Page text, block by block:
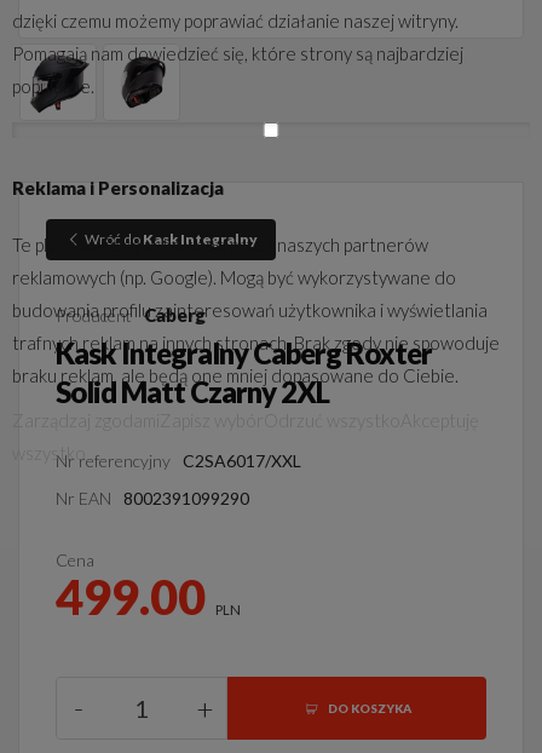
Wróć do Kask Integralny
Producent Caberg
Kask Integralny Caberg Roxter
Solid Matt Czarny 2XL
Nr referencyjny
C2SA6017/XXL
Nr EAN
8002391099290
Cena
499.00 PLN
- + DO KOSZYKA
dzięki czemu możemy poprawiać działanie naszej witryny.
Pomagają nam dowiedzieć się, które strony są najbardziej
popularne.
Reklama i Personalizacja
Te pliki cookie są ustawiane przez naszych partnerów
reklamowych (np. Google). Mogą być wykorzystywane do
budowania profilu zainteresowań użytkownika i wyświetlania
trafnych reklam na innych stronach. Brak zgody nie spowoduje
braku reklam, ale będą one mniej dopasowane do Ciebie.
Zarządzaj zgodami
wszystko